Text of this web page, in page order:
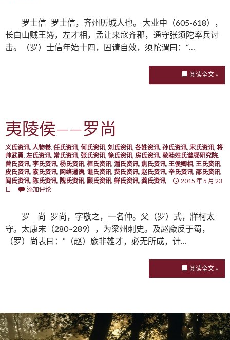
罗士信 罗士信，齐州历城人也。 大业中（605-618），
长白山贼王簿，左才相，孟让来寇齐郡，通守张须陀率兵讨
击。（罗）士信年始十四，固请自效，须陀谓曰：“…
阅读全文 »
夷陵侯——罗尚
义氏资讯, 人物卷, 任氏资讯, 何氏资讯, 刘氏资讯, 各姓资讯, 孙氏资讯, 宋氏资讯, 将
帅武勇, 左氏资讯, 常氏资讯, 张氏资讯, 徐氏资讯, 房氏资讯, 敦睦姓氏谱牒研究院,
曾氏资讯, 李氏资讯, 杨氏资讯, 桓氏资讯, 潘氏资讯, 焦氏资讯, 王侯卿相, 王氏资讯,
皮氏资讯, 素氏资讯, 网络通谱, 谯氏资讯, 费氏资讯, 赵氏资讯, 辛氏资讯, 邵氏资讯,
阎氏资讯, 陈氏资讯, 隗氏资讯, 顾氏资讯, 鲜氏资讯, 龚氏资讯
2015 年 5 月 23
日
添加评论
罗 尚 罗尚，字敬之，一名仲。父（罗）式，牂柯太
守。太康末（280~289），为梁州刺史。及赵廞反于蜀，
（罗）尚表曰：“（赵）廞非雄才，必无所成，计…
阅读全文 »